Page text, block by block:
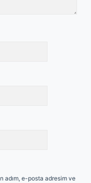
adım, e-posta adresim ve